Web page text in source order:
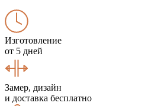
Изготовление
от 5 дней
Замер, дизайн
и доставка бесплатно